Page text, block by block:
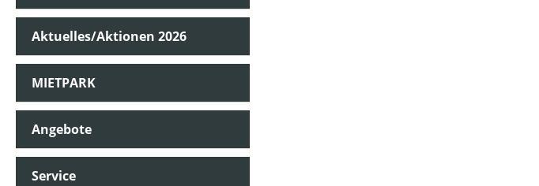
Aktuelles/Aktionen 2026
MIETPARK
Angebote
Service